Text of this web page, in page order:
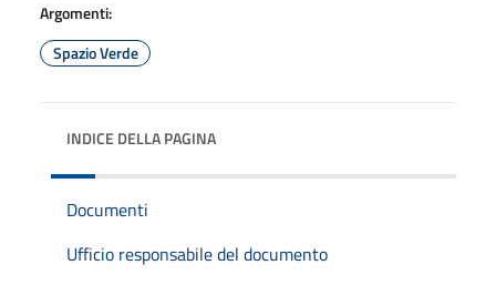
Argomenti:
Spazio Verde
INDICE DELLA PAGINA
Documenti
Ufficio responsabile del documento